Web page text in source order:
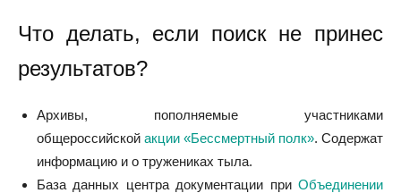
Что делать, если поиск не принес
результатов?
Архивы, пополняемые участниками
общероссийской акции «Бессмертный полк». Содержат
информацию и о тружениках тыла.
База данных центра документации при Объединении